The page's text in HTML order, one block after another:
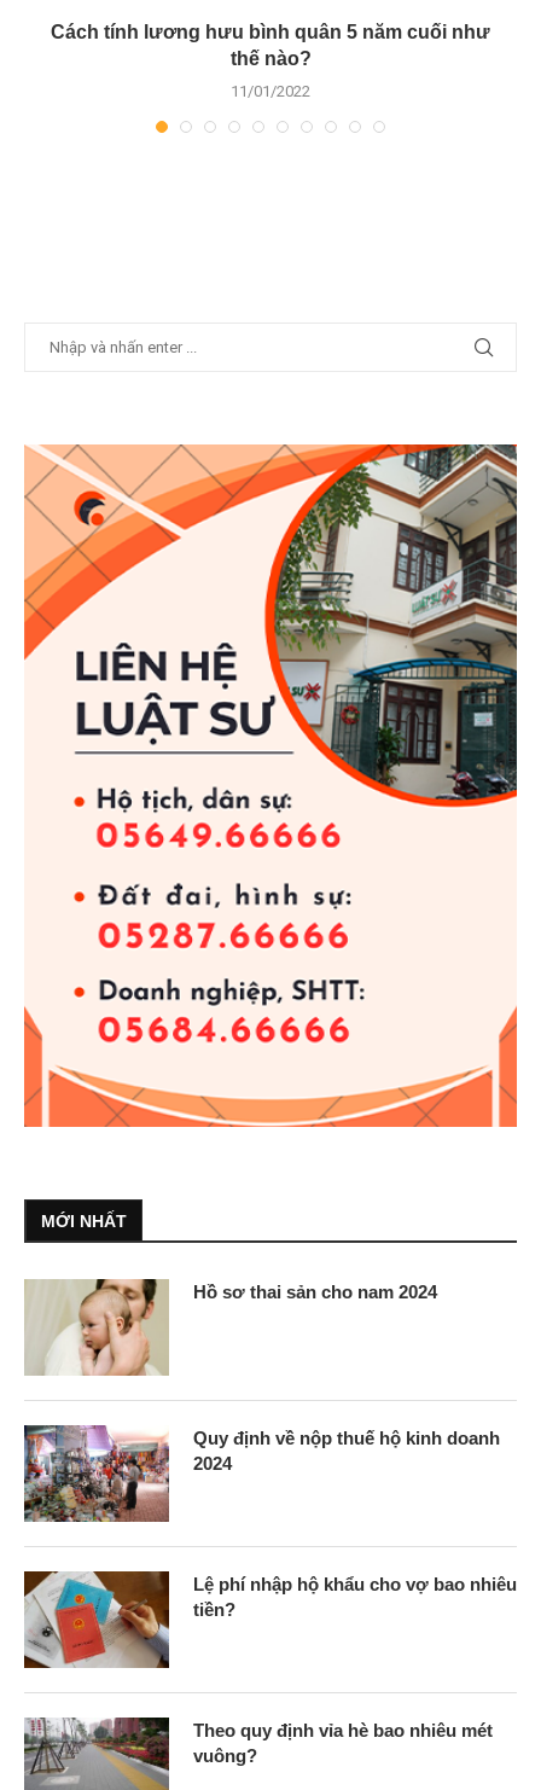
Cách tính lương hưu bình quân 5 năm cuối như
thế nào?
11/01/2022
MỚI NHẤT
Hồ sơ thai sản cho nam 2024
Quy định về nộp thuế hộ kinh doanh
2024
Lệ phí nhập hộ khẩu cho vợ bao nhiêu
tiền?
Theo quy định vỉa hè bao nhiêu mét
vuông?